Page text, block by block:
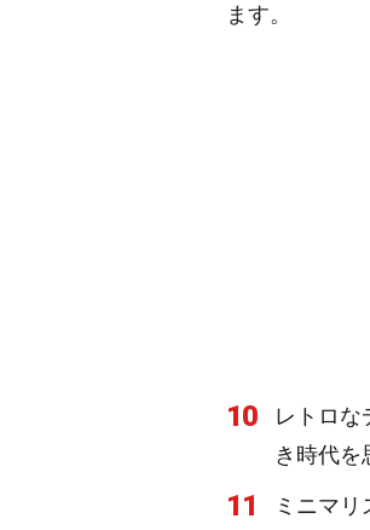
ます。
10
レトロな
き時代
11
ミニマ